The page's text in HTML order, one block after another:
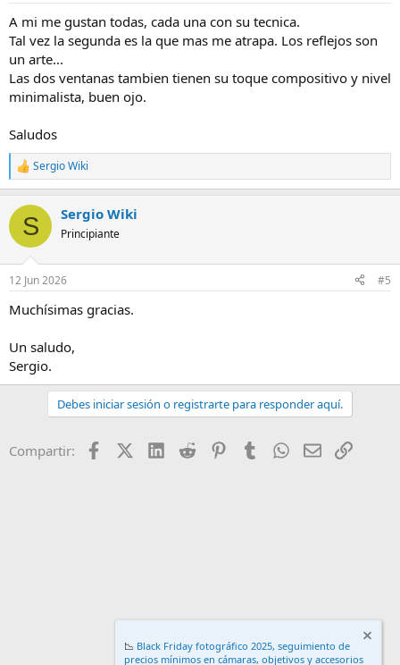
A mi me gustan todas, cada una con su tecnica.
Tal vez la segunda es la que mas me atrapa. Los reflejos son
un arte...
Las dos ventanas tambien tienen su toque compositivo y nivel
minimalista, buen ojo.
Saludos
R
e
c
i
e
:
Sergio Wiki
S Sergio Wiki
Principiante
12 Jun 2026 #5
Muchísimas gracias.
Un saludo,
Sergio.
Debes iniciar sesión o registrarte para responder aquí.
Compartir: FacebookX (Twitter)
LinkedIn
Reddit PinterestTumblr WhatsApp
EmailEnlace
📉 Black Friday fotográfico 2025, seguimiento de
precios mínimos en cámaras, objetivos y accesorios